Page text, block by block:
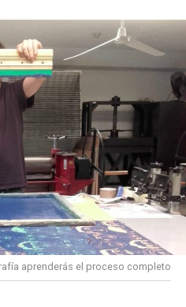
aprenderás el proceso completo